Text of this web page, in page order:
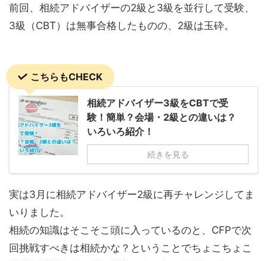
前回、相続アドバイザーの2級と3級を並行して受験、
3級（CBT）は無事合格したものの、2級は玉砕。
こちらもCHECK
相続アドバイザー3級をCBTで受
験！簡単？会場・2級との違いは？
いろいろ紹介！
続きを見る
実は3月に相続アドバイザー2級に再チャレンジしてま
いりました。
相続の知識はそこそこ頭に入っているのと、CFPで次
回挑戦すべきは相続かな？ということでちょこちょこ